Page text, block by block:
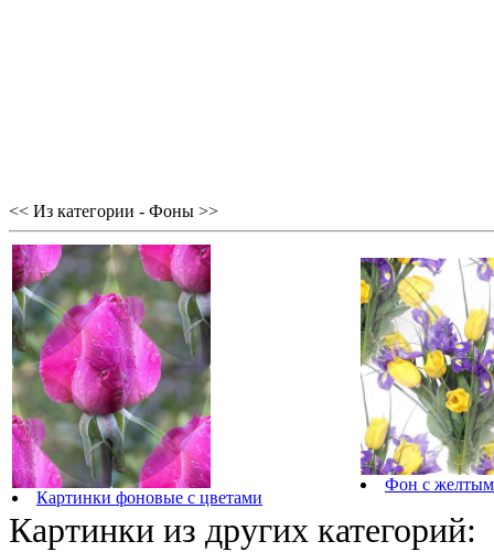
<< Из категории - Фоны >>
Картинки фоновые с цветами
Фон с
Картинки из других категорий: